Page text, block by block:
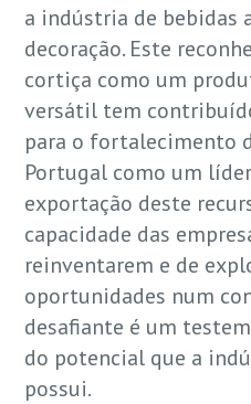
a indústria de bebidas
decoração. Este
cortiça como um
versátil tem
para o fortalecimento
Portugal como um
exportação deste
capacidade das
reinventarem e de
oportunidades num
desafiante é um
do potencial que a
possui.